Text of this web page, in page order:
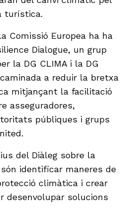
turística.
Comissió Europea ha ha
Dialogue, un grup
la DG CLIMA i la DG
a reduir la bretxa
mitjançant la facilitació
asseguradores,
públiques i grups
del Diàleg sobre la
identificar maneres de
climàtica i crear
desenvolupar solucions